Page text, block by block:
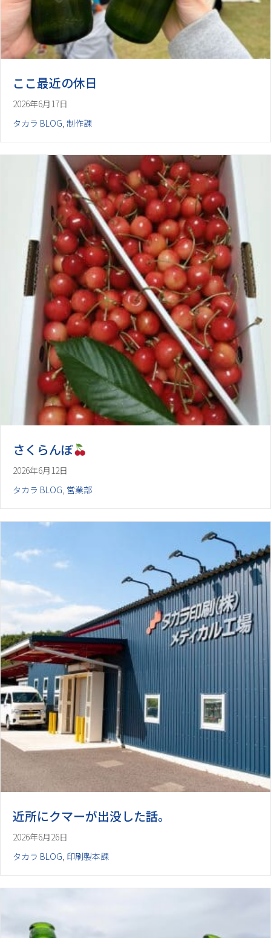
ここ最近の休日
2026年6月17日
タカラ BLOG, 制作課
さくらんぼ
2026年6月12日
タカラ BLOG, 営業部
近所にクマーが出没した話。
2026年6月26日
タカラ BLOG, 印刷製本課